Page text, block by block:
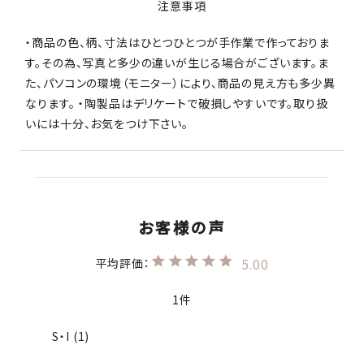
注意事項
・商品の色、柄、寸法はひとつひとつが手作業で作っておりま
す。その為、写真と多少の違いが生じる場合がございます。ま
た、パソコンの環境（モニター）により、商品の見え方も多少異
なります。 ・陶製品はデリケートで破損しやすいです。取り扱
いには十分、お気をつけ下さい。
5.00
1
S・I 1